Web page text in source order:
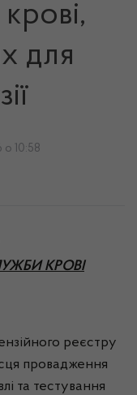
для
о 10:58
КРОВІ
реєстру
провадження
та тестування